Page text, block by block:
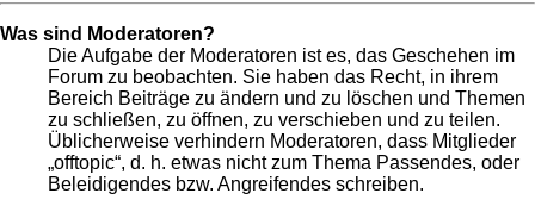
Was sind Moderatoren?
Die Aufgabe der Moderatoren ist es, das Geschehen im
Forum zu beobachten. Sie haben das Recht, in ihrem
Bereich Beiträge zu ändern und zu löschen und Themen
zu schließen, zu öffnen, zu verschieben und zu teilen.
Üblicherweise verhindern Moderatoren, dass Mitglieder
„offtopic“, d. h. etwas nicht zum Thema Passendes, oder
Beleidigendes bzw. Angreifendes schreiben.